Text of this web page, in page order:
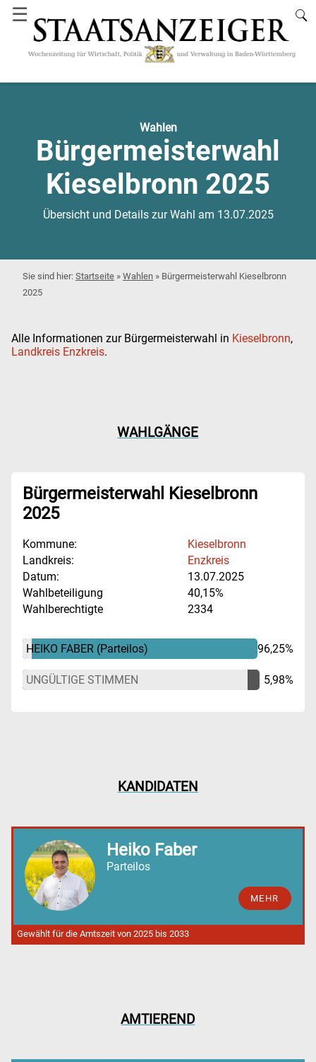
☰
Wahlen
Bürgermeisterwahl
Kieselbronn 2025
Übersicht und Details zur Wahl am 13.07.2025
Startseite » Wahlen » Bürgermeisterwahl Kieselbronn
2025
Alle Informationen zur Bürgermeisterwahl in Kieselbronn,
Landkreis Enzkreis.
WAHLGÄNGE
Bürgermeisterwahl Kieselbronn
2025
Kommune:
Kieselbronn
Landkreis:
Enzkreis
Datum:
13.07.2025
Wahlbeteiligung
40,15%
Wahlberechtigte
2334
HEIKO FABER (Parteilos) 96,25%
UNGÜLTIGE STIMMEN 5,98%
AMTIEREND
KANDIDATEN
Heiko Faber
Parteilos
MEHR
Gewählt für die Amtszeit von 2025 bis 2033